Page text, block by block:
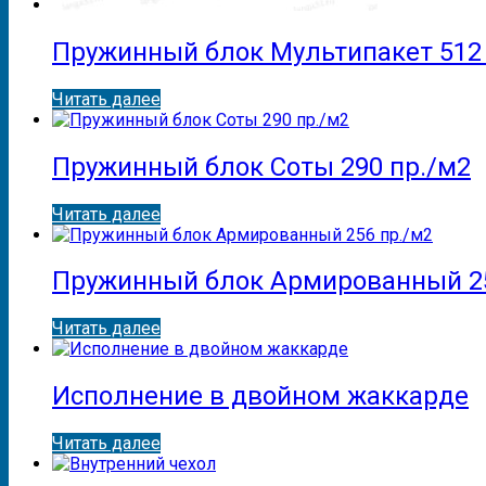
Пружинный блок Мультипакет
Читать далее
Пружинный блок Соты 290 пр./м2
Читать далее
Пружинный блок Армированный
Читать далее
Исполнение в двойном жаккарде
Читать далее